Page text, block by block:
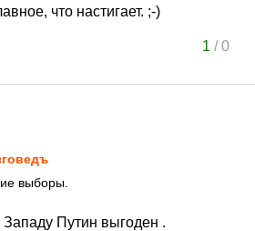
что настигает. ;-)
1 /0
выборы.
Путин выгоден .